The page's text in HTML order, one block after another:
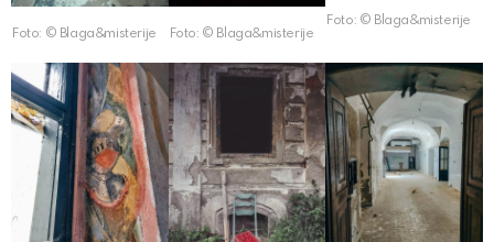
Foto: © Blaga&misterije Foto: © Blaga&misterije
Foto: © Blaga&misterije